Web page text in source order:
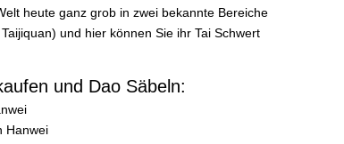
heute ganz grob in zwei bekannte Bereiche
und hier können Sie ihr Tai Schwert
und Dao Säbeln:
Hanwei